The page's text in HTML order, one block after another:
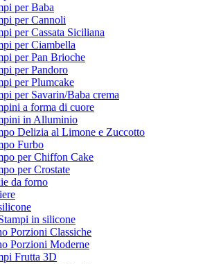
per Baba
per Cannoli
per Cassata Siciliana
per Ciambella
per Pan Brioche
per Pandoro
per Plumcake
per Savarin/Baba crema
a forma di cuore
in Alluminio
Delizia al Limone e Zuccotto
Furbo
per Chiffon Cake
per Crostate
da forno
in silicone
Porzioni Classiche
Porzioni Moderne
Frutta 3D